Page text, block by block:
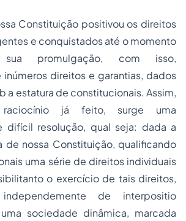
Constituição positivou os direitos
e conquistados até o momento
promulgação, com isso,
direitos e garantias, dados
a estatura de constitucionais. Assim,
já feito, surge uma
difícil resolução, qual seja: dada a
de nossa Constituição, qualificando
uma série de direitos individuais
o exercício de tais direitos,
de interpositio
sociedade dinâmica, marcada